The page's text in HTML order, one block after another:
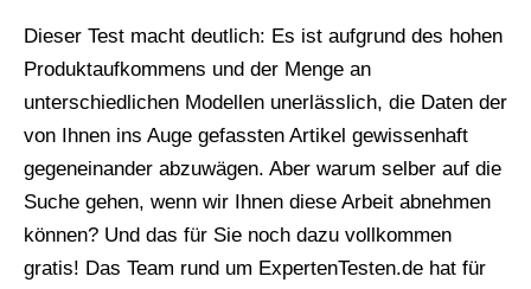
Dieser Test macht deutlich: Es ist aufgrund des hohen
Produktaufkommens und der Menge an
unterschiedlichen Modellen unerlässlich, die Daten der
von Ihnen ins Auge gefassten Artikel gewissenhaft
gegeneinander abzuwägen. Aber warum selber auf die
Suche gehen, wenn wir Ihnen diese Arbeit abnehmen
können? Und das für Sie noch dazu vollkommen
gratis! Das Team rund um ExpertenTesten.de hat für